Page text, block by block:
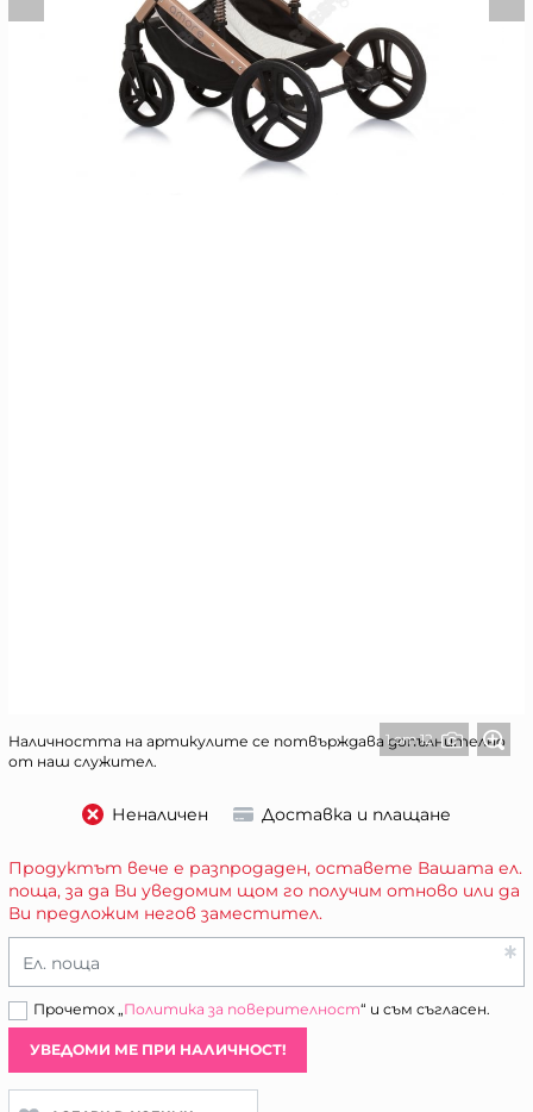
1 от 12
Наличността на артикулите се потвърждава допълнително
от наш служител.
Неналичен Доставка и плащане
Продуктът вече е разпродаден, оставете Вашата ел.
поща, за да Ви уведомим щом го получим отново или да
Ви предложим негов заместител.
Ел. поща
Прочетох „Политика за поверителност“ и съм съгласен.
УВЕДОМИ МЕ ПРИ НАЛИЧНОСТ!